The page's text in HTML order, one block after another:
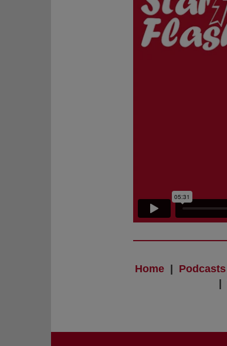
Home | Podcasts
|